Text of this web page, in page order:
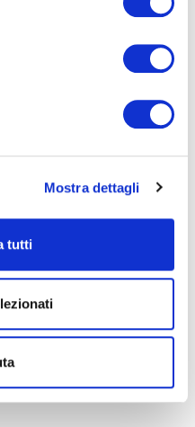
Mostra dettagli
tutti
ASA e OSS: il bilancio
formative e
Continua:
stanzia 10 milioni di
upskilling